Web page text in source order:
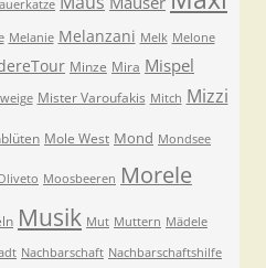
Melanie Melanzani Melk Melone
Minze Mira Mispel
Mister Varoufakis Mitch Mizzi
Mole West Mond Mondsee
Moosbeeren Morele
Musik Mut Muttern Mädele
Nachbarschaft Nachbarschaftshilfe